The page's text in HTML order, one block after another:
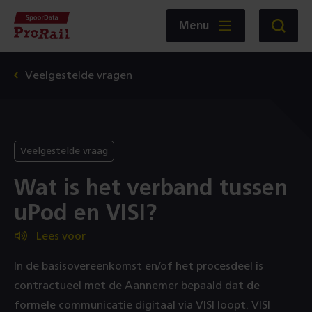
Navigatie
Homepage
ProRail
Menu Zoeken
Veelgestelde vragen
Wat is het verband tussen
uPod en VISI?
Veelgestelde vraag
Lees voor
In de basisovereenkomst en/of het procesdeel is
contractueel met de Aannemer bepaald dat de
formele communicatie digitaal via VISI loopt. VISI